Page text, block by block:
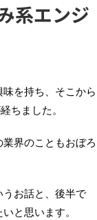
系エンジ
を持ち、そこから
ちました。
界のこともおぼろ
お話と、後半で
と思います。